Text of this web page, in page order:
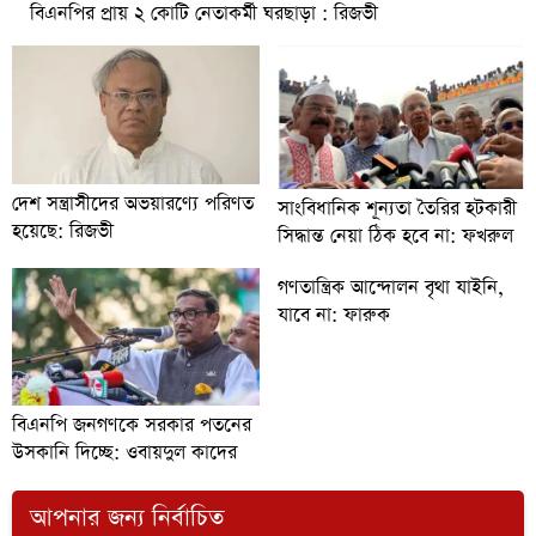
বিএনপির প্রায় ২ কোটি নেতাকর্মী ঘরছাড়া : রিজভী
দেশ সন্ত্রাসীদের অভয়ারণ্যে পরিণত
হয়েছে: রিজভী
সাংবিধানিক শূন্যতা তৈরির হটকারী
সিদ্ধান্ত নেয়া ঠিক হবে না: ফখরুল
বিএনপি জনগণকে সরকার পতনের
উসকানি দিচ্ছে: ওবায়দুল কাদের
গণতান্ত্রিক আন্দোলন বৃথা যাইনি,
যাবে না: ফারুক
আপনার জন্য নির্বাচিত